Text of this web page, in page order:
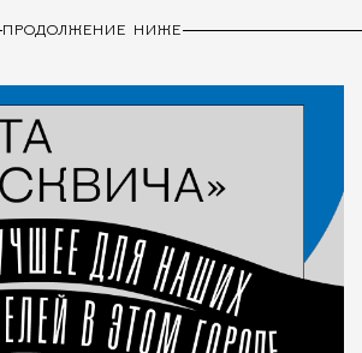
ПРОДОЛЖЕНИЕ НИЖЕ